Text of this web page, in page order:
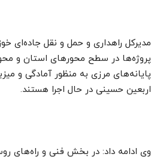
مدیرکل راهداری و حمل و نقل جاده‌ای
پروژه‌ها در سطح محورهای استان و
پایانه‌های مرزی به منظور آمادگی و
اربعین حسینی در حال اجرا هستند.
وی ادامه داد: در بخش فنی و راه‌های